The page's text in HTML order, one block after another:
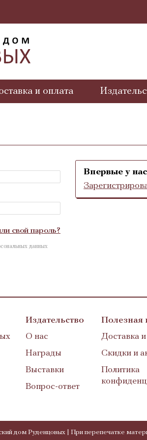
и оплата
свой пароль?
данных
Впервые у
Издательство
О нас
Награды
Выставки
Вопрос-ответ
Полезная
Доставка
Скидки и
Политика
дом Руденцовых | При перепечатке